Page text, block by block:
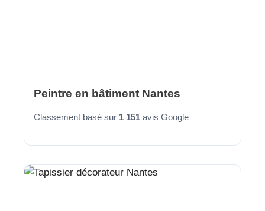
Peintre en bâtiment Nantes
Classement basé sur 1 151 avis Google